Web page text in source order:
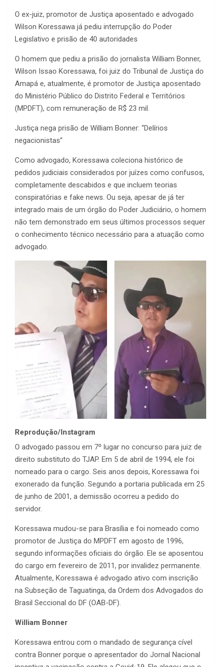
O ex-juiz, promotor de Justiça aposentado e advogado
Wilson Koressawa já pediu interrupção do Poder
Legislativo e prisão de 40 autoridades
O homem que pediu a prisão do jornalista William Bonner,
Wilson Issao Koressawa, foi juiz do Tribunal de Justiça do
Amapá e, atualmente, é promotor de Justiça aposentado
do Ministério Público do Distrito Federal e Territórios
(MPDFT), com remuneração de R$ 23 mil.
Justiça nega prisão de William Bonner: “Delírios
negacionistas”
Como advogado, Koressawa coleciona histórico de
pedidos judiciais considerados por juízes como confusos,
completamente descabidos e que incluem teorias
conspiratórias e fake news. Ou seja, apesar de já ter
integrado mais de um órgão do Poder Judiciário, o homem
não tem demonstrado em seus últimos processos sequer
o conhecimento técnico necessário para a atuação como
advogado.
Reprodução/Instagram
O advogado passou em 7º lugar no concurso para juiz de
direito substituto do TJAP. Em 5 de abril de 1994, ele foi
nomeado para o cargo. Seis anos depois, Koressawa foi
exonerado da função. Segundo a portaria publicada em 25
de junho de 2001, a demissão ocorreu a pedido do
servidor.
Koressawa mudou-se para Brasília e foi nomeado como
promotor de Justiça do MPDFT em agosto de 1996,
segundo informações oficiais do órgão. Ele se aposentou
do cargo em fevereiro de 2011, por invalidez permanente.
Atualmente, Koressawa é advogado ativo com inscrição
na Subseção de Taguatinga, da Ordem dos Advogados do
Brasil Seccional do DF (OAB-DF).
William Bonner
Koressawa entrou com o mandado de segurança cível
contra Bonner porque o apresentador do Jornal Nacional